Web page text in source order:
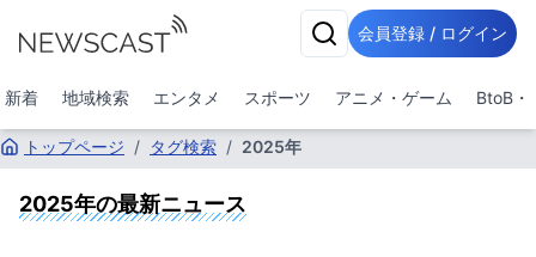
会員登録 / ログイン
新着 地域検索 エンタメ スポーツ アニメ・ゲーム BtoB・
トップページ / タグ検索 / 2025年
2025年の最新ニュース